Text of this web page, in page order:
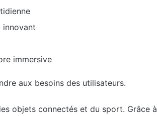
innovant
immersive
aux besoins des utilisateurs.
objets connectés et du sport. Grâce à